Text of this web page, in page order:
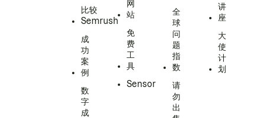
比较
Semrush
成
功
案
例
数
字
成
网
站
免
费
工
具
Sensor
全
球
问
题
指
数
请
勿
出
讲
座
大
使
计
划